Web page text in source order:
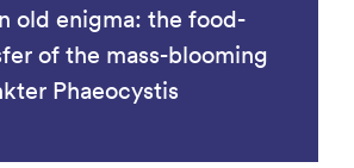
old enigma: the food-
of the mass-blooming
Phaeocystis